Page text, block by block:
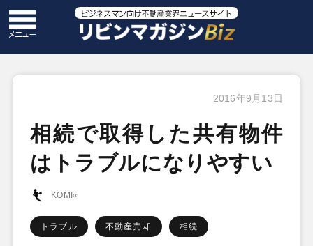
2016年9月13日
相続で取得した共有物件
はトラブルになりやすい
KOMI∞
トラブル 不動産売却 相続